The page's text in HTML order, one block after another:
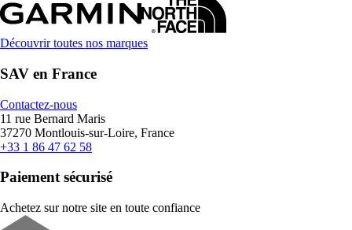
Découvrir toutes nos marques
SAV en France
Contactez-nous
11 rue Bernard Maris
37270 Montlouis-sur-Loire, France
+33 1 86 47 62 58
Paiement sécurisé
Achetez sur notre site en toute confiance